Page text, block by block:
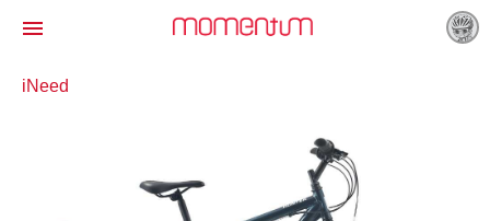

iNeed